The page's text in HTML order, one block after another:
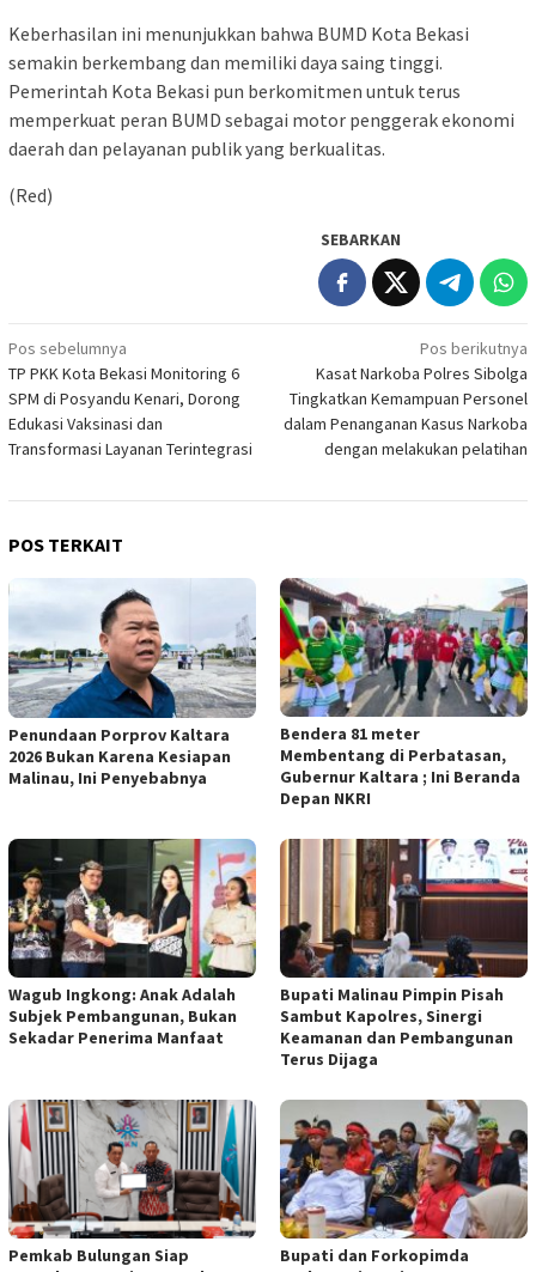
Keberhasilan ini menunjukkan bahwa BUMD Kota Bekasi
semakin berkembang dan memiliki daya saing tinggi.
Pemerintah Kota Bekasi pun berkomitmen untuk terus
memperkuat peran BUMD sebagai motor penggerak ekonomi
daerah dan pelayanan publik yang berkualitas.
(Red)
SEBARKAN
Navigasi
pos
Pos sebelumnya
TP PKK Kota Bekasi Monitoring 6
SPM di Posyandu Kenari, Dorong
Edukasi Vaksinasi dan
Transformasi Layanan Terintegrasi
Pos berikutnya
Kasat Narkoba Polres Sibolga
Tingkatkan Kemampuan Personel
dalam Penanganan Kasus Narkoba
dengan melakukan pelatihan
POS TERKAIT
Penundaan Porprov Kaltara
2026 Bukan Karena Kesiapan
Malinau, Ini Penyebabnya
Bendera 81 meter
Membentang di Perbatasan,
Gubernur Kaltara ; Ini Beranda
Depan NKRI
Wagub Ingkong: Anak Adalah
Subjek Pembangunan, Bukan
Sekadar Penerima Manfaat
Bupati Malinau Pimpin Pisah
Sambut Kapolres, Sinergi
Keamanan dan Pembangunan
Terus Dijaga
Pemkab Bulungan Siap
Bupati dan Forkopimda